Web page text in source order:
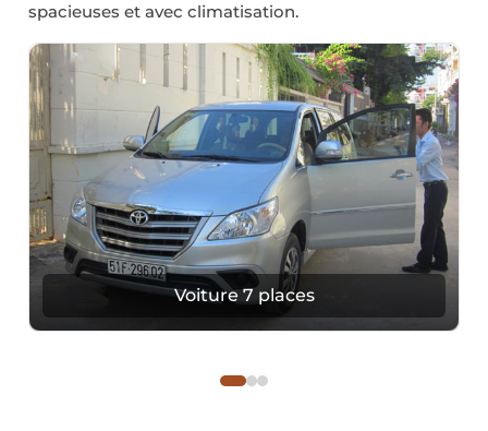
spacieuses et avec climatisation.
Voiture 7 places